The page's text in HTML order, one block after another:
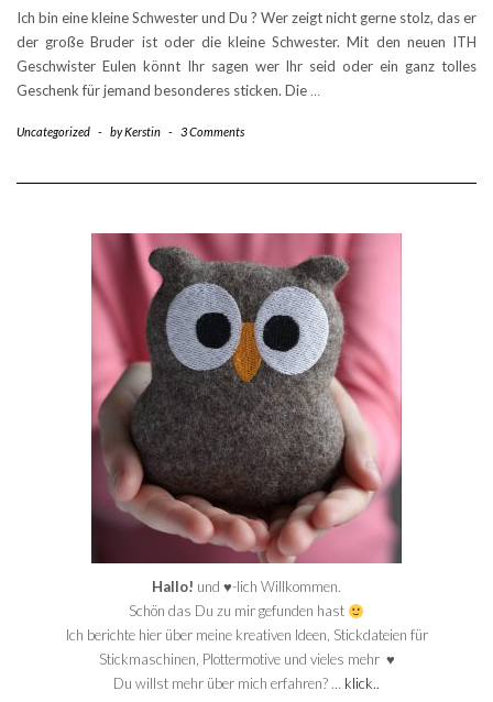
Ich bin eine kleine Schwester und Du ? Wer zeigt nicht gerne stolz, das er
der große Bruder ist oder die kleine Schwester. Mit den neuen ITH
Geschwister Eulen könnt Ihr sagen wer Ihr seid oder ein ganz tolles
Geschenk für jemand besonderes sticken. Die…
Uncategorized - byKerstin - 3 Comments
Hallo! und ♥-lich Willkommen.
Schön das Du zu mir gefunden hast
Ich berichte hier über meine kreativen Ideen, Stickdateien für
Stickmaschinen, Plottermotive und vieles mehr ♥
Du willst mehr über mich erfahren? … klick..